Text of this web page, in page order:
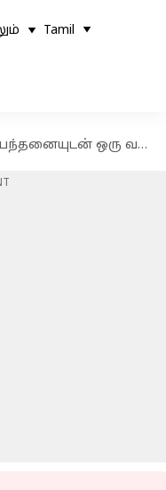
Tamil
ஒரு வருடத்திற்கு புதிய START ஒப்பந்தத்தை நீட்டிக்க அமெரிக்காவிடம் ரஷ்ய அதிபர் புடின் முன்மொழிவு